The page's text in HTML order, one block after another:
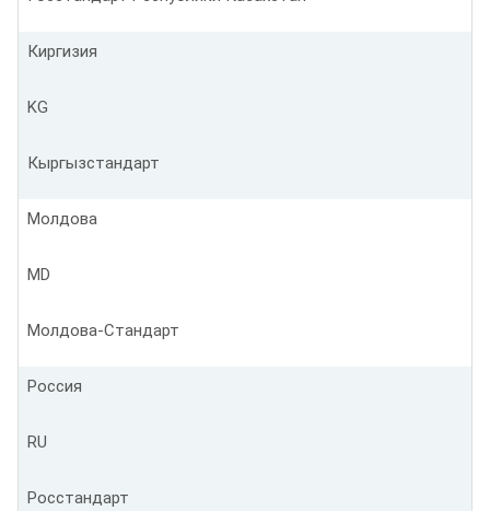
Киргизия
KG
Кыргызстандарт
Молдова
MD
Молдова-Стандарт
Россия
RU
Росстандарт